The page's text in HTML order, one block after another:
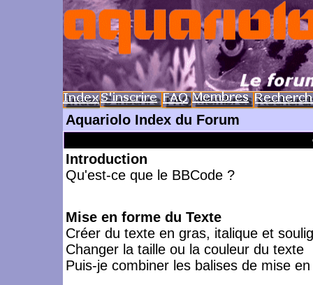
Aquariolo Index du Forum
Introduction
Qu'est-ce que le BBCode ?
Mise en forme du Texte
Créer du texte en gras, italique et
Changer la taille ou la couleur du texte
Puis-je combiner les balises de mise